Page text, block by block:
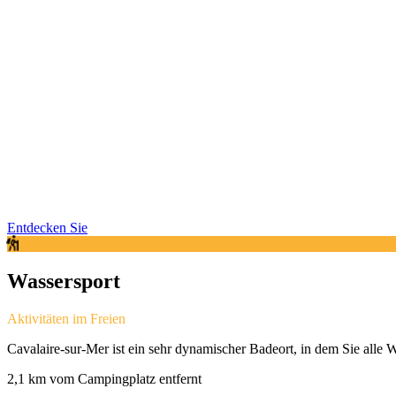
Entdecken Sie
Wassersport
Aktivitäten im Freien
Cavalaire-sur-Mer ist ein sehr dynamischer Badeort, in dem Sie alle
2,1 km vom Campingplatz entfernt